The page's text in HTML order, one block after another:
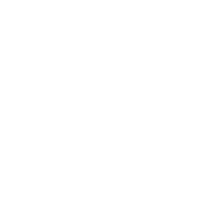
(Value Proposition) bei Flexible Contracting zeigt sich mit
alignment). Hingegen liegt das
Nutzenversprechen reiner Produktangebote auf der
des Kunden erfüllen sollten. Eine Verantwortung
dynamisch buchbare und bereitgestellte Pakete mit
kündbar“). Es handelt sich um eine langfristig
zahlt der Kunde auf Grundlage dessen, was er tatsächlich
Equipment nicht selten in Kombination mit dem
Wertminderungsrisiko durch Altern der Maschine und